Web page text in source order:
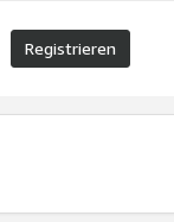
Registrieren